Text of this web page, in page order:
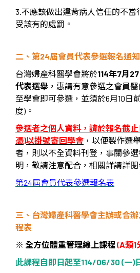
3.不應該做出違背病人信任的不當
受該有的處罰。
二、第24屆會員代表參選報名通知
台灣婦產科醫學會將於114年7月
代表選舉 ，惠請有意參選之會員
至學會即可參選，並須於6月10日
度)。
參選者之個人資料，請於報名截
憑)以掛號寄回學會 ，以便製作選
者，則以不全資料刊登，事關參
明，敬請注意配合，相關詳請詳閱
第24屆會員代表參選報名表
三、台灣婦產科醫學會主辦或合
程表
※ 全方位體重管理線上課程 (A類1
此課程自即日起至114/06/30 (一)